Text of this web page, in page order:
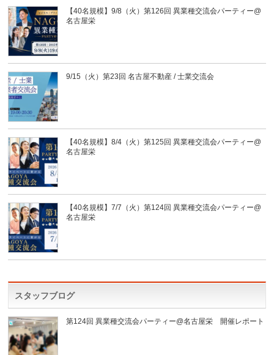
【40名規模】9/8（火）第126回 異業種交流会パーティー@
名古屋栄
9/15（火）第23回 名古屋不動産 / 士業交流会
【40名規模】8/4（火）第125回 異業種交流会パーティー@
名古屋栄
【40名規模】7/7（火）第124回 異業種交流会パーティー@
名古屋栄
スタッフブログ
第124回 異業種交流会パーティー@名古屋栄 開催レポート